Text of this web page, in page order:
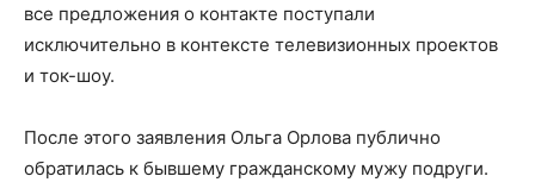
все предложения о контакте поступали
исключительно в контексте телевизионных проектов
и ток-шоу.
После этого заявления Ольга Орлова публично
обратилась к бывшему гражданскому мужу подруги.